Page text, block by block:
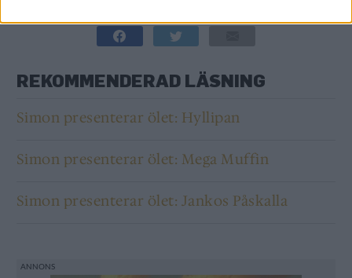
REKOMMENDERAD LÄSNING
Simon presenterar ölet: Hyllipan
Simon presenterar ölet: Mega Muffin
Simon presenterar ölet: Jankos Påskalla